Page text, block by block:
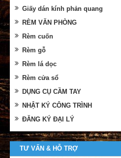
Giấy dán kính phản quang
RÈM VĂN PHÒNG
Rèm cuốn
Rèm gỗ
Rèm lá dọc
Rèm cửa sổ
DỤNG CỤ CẦM TAY
NHẬT KÝ CÔNG TRÌNH
ĐĂNG KÝ ĐẠI LÝ
TƯ VẤN & HỖ TRỢ